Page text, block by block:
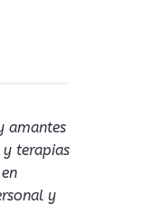
amantes
y terapias
y